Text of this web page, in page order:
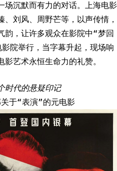
场沉默而有力的对话。上海电影
刘风、周野芒等，以声传情，
韵，让许多观众在影院中“梦回
院举行，当字幕升起，现场响
艺术永恒生命力的礼赞。
时代的悬疑印记
于“表演”的元电影